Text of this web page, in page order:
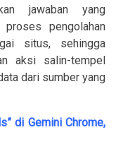
jawaban yang
pengolahan
situs, sehingga
aksi salin-tempel
dari sumber yang
di Gemini Chrome,